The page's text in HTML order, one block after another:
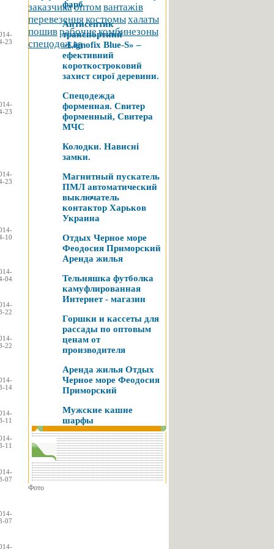
23
23
23
10
04
22
22
14
11
11
07
07
фарб
Антисептик
транспортний
«Lignofix Blue-S» –
ефективний
короткостроковий
захист сирої деревини.
Спецодежда
форменная. Свитер
форменный, Свитера
МЧС
Колодки. Нависні
замки.
Магнитный пускатель
ПМЛ автоматический
выключатель
контактор Харьков
Украина
Отдых Черное море
Феодосия Приморский
Аренда жилья
Тельняшка футболка
камуфлированная
Интернет - магазин
Горшки и кассеты для
рассады по оптовым
ценам от
производителя
Аренда жилья Отдых
Черное море Феодосия
Приморский
Мужские кашне
шарфы
Фото
заказчикаоптомвантажів
перевезеннякостюмыхалаты
пошиврабочие комбинезоны
спецодежда